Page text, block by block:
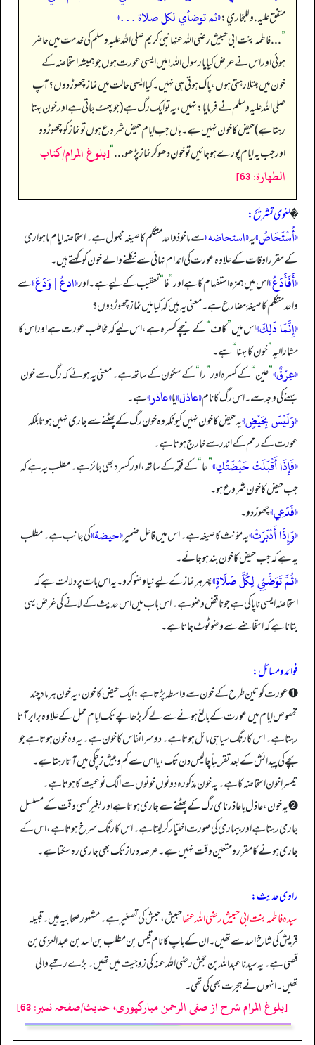
متفق عليه. وللبخاري:«‏‏‏‏ثم توضأي لكل صلاة . . .»
”. . . فاطمہ بنت ابی حبیش رضی اللہ عنہا نبی کریم صلی اللہ علیہ وسلم کی خدمت میں حاضر
ہوئی اور اس نے عرض کیا یا رسول اللہ! میں ایسی عورت ہوں جو ہمیشہ استخاضہ کے
خون میں مبتلا رہتی ہوں، پاک ہوتی ہی نہیں۔ کیا ایسی حالت میں نماز چھوڑ دوں؟ آپ
صلی اللہ علیہ وسلم نے فرمایا: نہیں، یہ تو ایک رگ ہے (جو پھٹ جاتی ہے اور خون بہتا
رہتا ہے) حیض کا خون نہیں ہے۔ ہاں جب ایام حیض شروع ہوں تو نماز کو چھوڑ دو
اور جب یہ ایام پورے ہو جائیں تو خون دھو کر نماز پڑھو . . .“[بلوغ المرام/كتاب
الطهارة: 63]
�لغوی تشریح:
«أُسْتَحَاضُ»یہ«استحاضه»سے ماخوذ واحد متکلم کا صیغہ مجہول ہے۔ استحاضہ ایام ماہواری
کے مقرر اوقات کے علاوہ عورت کی اندام نہانی سے نکلنے والے خون کو کہتے ہیں۔
«أَفَأَدَعُ»اس میں ہمزہ استفہام کا ہے اور”فا“تعقيب کے لیے ہے۔ اور«ادعُ | وَدَعَ»سے
واحد متکلم کا صیغۂ مضارع ہے۔ معنی یہ ہیں کہ کیا میں نماز چھوڑ دوں؟
«إِنَّمَا ذَلِكَ»اس میں”کاف“کے نیچے کسرہ ہے، اس لیے کہ مخاطب عورت ہے اور اس کا
مشار الیہ”خون کا بہنا“ہے۔
«عِرْقٌ»”عین“کے کسرہ اور”را“کے سکون کے ساتھ ہے۔ معنی یہ ہوئے کہ رگ سے خون
بہنے کی وجہ سے۔ اس رگ کا نام«عاذل»یا«عاذر»ہے۔
«وَلَيْسَ بِحَيْضٍ»یہ حیض کا خون نہیں کیونکہ وہ خون رگ کے پھٹنے سے جاری نہیں ہوتا بلکہ
عورت کے رحم کے اندر سے خارج ہوتا ہے۔
«فَإِذَا أَقْبَلَتْ حَيْضَتُكِ»”حا“کے فتحہ کے ساتھ، اور کسرہ بھی جائز ہے۔ مطلب یہ ہے کہ
جب حیض کا خون شروع ہو۔
«فَدَعِي»چھوڑ دو۔
«وَإِذَا أَدْبَرَتْ»یہ مؤنث کا صیغہ ہے۔ اس میں فاعل ضمیر«حيضة»کی جانب ہے۔ مطلب
یہ ہے کہ جب حیض کا خون بند ہو جائے۔
«ثُمَّ تَوَضَّئِي لِكُلِّ صَلَاةٍ»پھر ہر نماز کے لیے نیا وضو کرو۔ یہ اس بات پر دلالت ہے کہ
استحاضہ ایسی ناپاکی ہے جو ناقض وضو ہے۔ اس باب میں اس حدیث کے لانے کی غرض یہی
بتانا ہے کہ استخاضے سے وضو ٹوٹ جاتا ہے۔
فوائد و مسائل:
➊ عورت کو تین طرح کے خون سے واسطہ پڑتا ہے: ایک حیض کا خون، یہ خون ہر ماہ چند
مخصوص ایام میں عورت کے بالغ ہونے سے لے کر بڑھاپے تک ایام حمل کے علاوہ برابر آتا
رہتا ہے۔ اس کا رنگ سیاہی مائل ہوتا ہے۔ دوسرا نفاس کا خون ہے۔ یہ وہ خون ہوتا ہے جو
بچے کی پیدائش کے بعد تقریباً چالیس دن تک، یا اس سے کم و بیش زچگی میں آتا رہتا ہے۔
تیسرا خون استحاضہ کا ہے۔ یہ خون مذکورہ دونوں خونوں سے الگ نوعیت کا ہوتا ہے۔
➋ یہ خون، عاذل یا عاذر نامی رگ کے پھٹنے سے جاری ہوتا ہے اور بغیر کسی وقت کے مسلسل
جاری رہتا ہے اور بیماری کی صورت اختیار کر لیتا ہے۔ اس کا رنگ سرخ ہوتا ہے، اس کے
جاری ہونے کا مقرر و متعین وقت نہیں ہے۔ عرصہ دراز تک بھی جاری رہ سکتا ہے۔
راوی حدیث:
سیدہ فاطمہ بنت ابی حبیش رضی اللہ عنھاحبیش، حبش کی تصغیر ہے۔ مشہور صحابیہ ہیں۔ قبیلہ
قریش کی شاخ اسد سے تھیں۔ ان کے باپ کا نام قیس بن مطلب بن اسد بن عبد العزی بن
قصی ہے۔ یہ سیدنا عبداللہ بن حجش رضی اللہ عنہ کی زوجیت میں تھیں۔ بڑے رتبے والی
تھیں۔ انہوں نے ہجرت بھی کی تھی۔
[بلوغ المرام شرح از صفی الرحمن مبارکپوری، حدیث/صفحہ نمبر: 63]